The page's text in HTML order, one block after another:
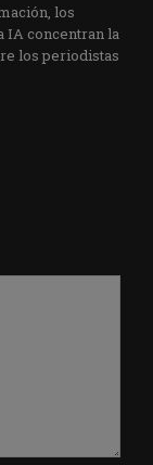
los
IA concentran la
los periodistas